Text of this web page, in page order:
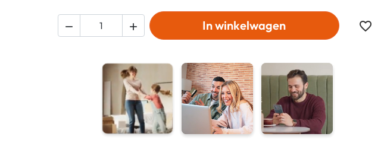
  In winkelwagen favorite_border